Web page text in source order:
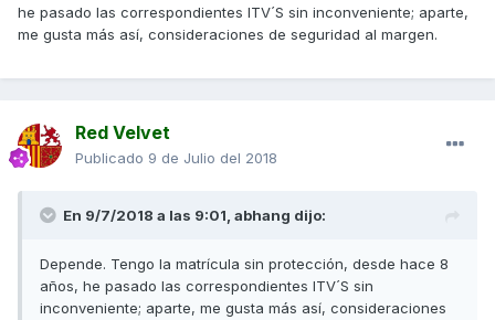
he pasado las correspondientes ITV´S sin inconveniente; aparte,
me gusta más así, consideraciones de seguridad al margen.
Red Velvet
Publicado 9 de Julio del 2018
En 9/7/2018 a las 9:01, abhang dijo:
Depende. Tengo la matrícula sin protección, desde hace 8
años, he pasado las correspondientes ITV´S sin
inconveniente; aparte, me gusta más así, consideraciones